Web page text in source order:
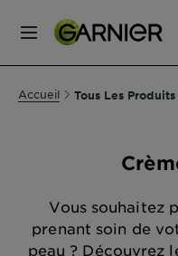
MENU
SOINS
CHEVEUX
Accueil Tous Les
Vous souhaitez
prenant soin de
peau ? Découvrez